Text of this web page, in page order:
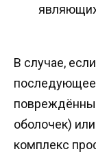
В случае,
оболочек)
комплекс